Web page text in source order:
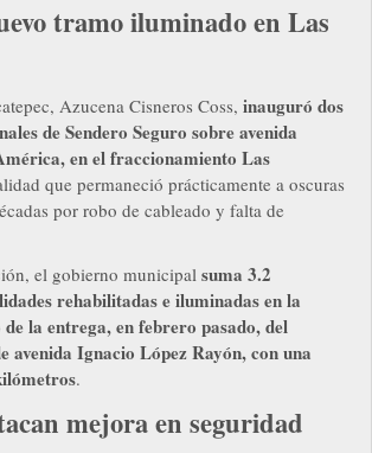
tramo iluminado en Las
Azucena Cisneros Coss, inauguró dos
de Sendero Seguro sobre avenida
en el fraccionamiento Las
que permaneció prácticamente a oscuras
por robo de cableado y falta de
el gobierno municipal suma 3.2
rehabilitadas e iluminadas en la
la entrega, en febrero pasado, del
avenida Ignacio López Rayón, con una
.
mejora en seguridad